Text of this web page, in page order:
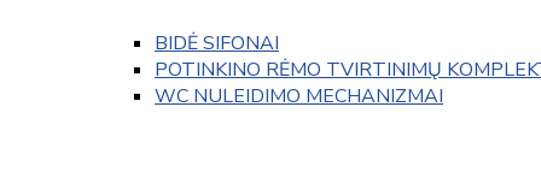
BIDĖ SIFONAI
POTINKINO RĖMO TVIRTINIMŲ
WC NULEIDIMO MECHANIZMAI